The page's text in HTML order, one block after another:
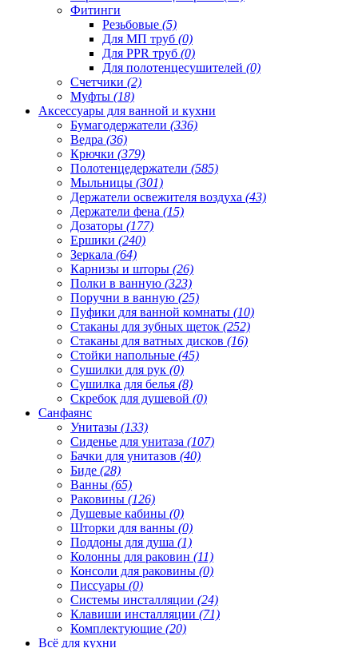
Фитинги
Резьбовые (5)
Для МП труб (0)
Для PPR труб (0)
Для полотенцесушителей (0)
Счетчики (2)
Муфты (18)
Аксессуары для ванной и кухни
Бумагодержатели (336)
Ведра (36)
Крючки (379)
Полотенцедержатели (585)
Мыльницы (301)
Держатели освежителя воздуха (43)
Держатели фена (15)
Дозаторы (177)
Ершики (240)
Зеркала (64)
Карнизы и шторы (26)
Полки в ванную (323)
Поручни в ванную (25)
Пуфики для ванной комнаты (10)
Стаканы для зубных щеток (252)
Стаканы для ватных дисков (16)
Стойки напольные (45)
Сушилки для рук (0)
Сушилка для белья (8)
Скребок для душевой (0)
Санфаянс
Унитазы (133)
Сиденье для унитаза (107)
Бачки для унитазов (40)
Биде (28)
Ванны (65)
Раковины (126)
Душевые кабины (0)
Шторки для ванны (0)
Поддоны для душа (1)
Колонны для раковин (11)
Консоли для раковины (0)
Писсуары (0)
Системы инсталляции (24)
Клавиши инсталляции (71)
Комплектующие (20)
Всё для кухни